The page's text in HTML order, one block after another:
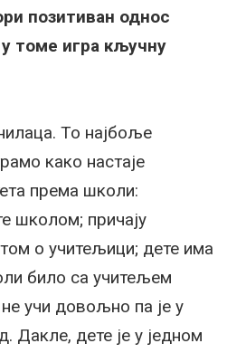
позитиван однос
томе игра кључну
То најбоље
како настаје
према школи:
школом; причају
о учитељици; дете има
било са учитељем
учи довољно па је у
Дакле, дете је у једном